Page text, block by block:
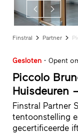
Showroom
Apeldoorn
toegang
Finstral Partner
Gesloten Opent
Piccolo
Huisdeuren
Finstral Partner
tentoonstelling
gecertificeerde